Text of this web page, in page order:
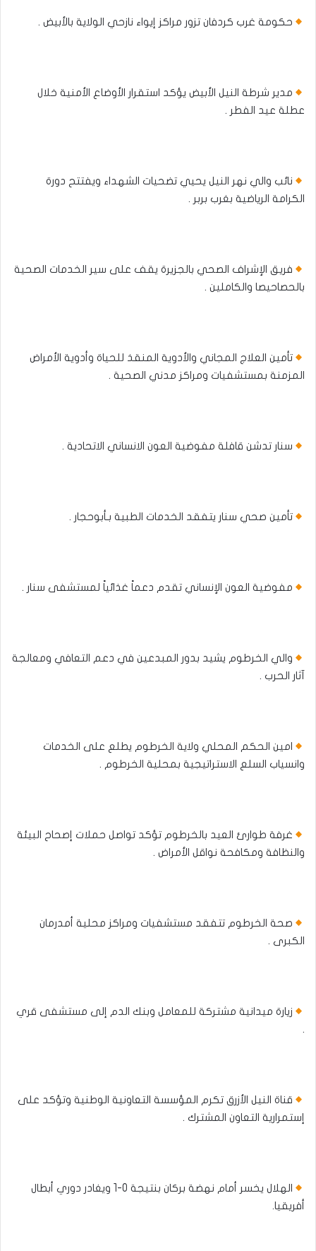
حكومة غرب كردفان تزور مراكز إيواء نازحي الولاية بالأبيض .
مدير شرطة النيل الأبيض يؤكد استقرار الأوضاع الأمنية خلال
عطلة عيد الفطر .
نائب والي نهر النيل يحيي تضحيات الشهداء ويفتتح دورة
الكرامة الرياضية بغرب بربر .
فريق الإشراف الصحي بالجزيرة يقف على سير الخدمات الصحية
بالحصاحيصا والكاملين .
تأمين العلاج المجاني والأدوية المنقذ للحياة وأدوية الأمراض
المزمنة بمستشفيات ومراكز مدني الصحية .
سنار تدشن قافلة مفوضية العون الانساني الاتحادية .
تأمين صحي سنار يتفقد الخدمات الطبية بـأبوحجار .
مفوضية العون الإنساني تقدم دعماً غذائياً لمستشفى سنار .
والي الخرطوم يشيد بدور المبدعين في دعم التعافي ومعالجة
آثار الحرب .
امين الحكم المحلي ولاية الخرطوم يطلع على الخدمات
وانسياب السلع الاستراتيجية بمحلية الخرطوم .
غرفة طوارئ العيد بالخرطوم تؤكد تواصل حملات إصحاح البيئة
والنظافة ومكافحة نواقل الأمراض .
صحة الخرطوم تتفقد مستشفيات ومراكز محلية أمدرمان
الكبرى .
زيارة ميدانية مشتركة للمعامل وبنك الدم إلى مستشفى قري
.
قناة النيل الأزرق تكرم المؤسسة التعاونية الوطنية وتؤكد على
إستمرارية التعاون المشترك .​​​​​
الهلال يخسر أمام نهضة بركان بنتيجة 0-1 ويغادر دوري أبطال
أفريقيا.